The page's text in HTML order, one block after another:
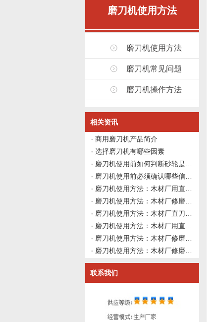
磨刀机使用方法
磨刀机使用方法
磨刀机常见问题
磨刀机操作方法
相关资讯
商用磨刀机产品简介
选择磨刀机有哪些因素
联系我们